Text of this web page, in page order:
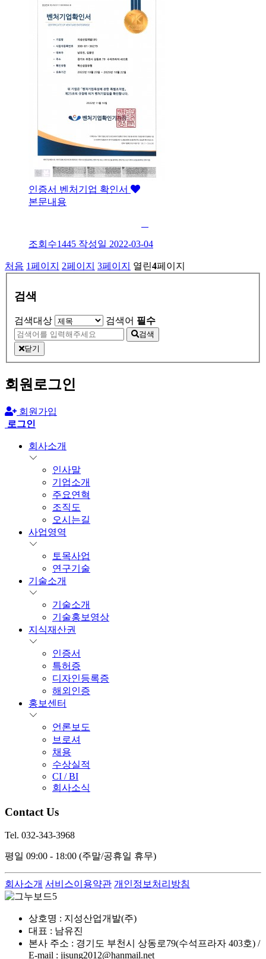
인증서 벤처기업 확인서
본문내용
조회수1445 작성일 2022-03-04
처음 1페이지 2페이지 3페이지 열린4페이지
검색
검색대상 검색어 필수
검색
닫기
회원로그인
회원가입
로그인
회사소개
인사말
기업소개
주요연혁
조직도
오시는길
사업영역
토목사업
연구기술
기술소개
기술소개
기술홍보영상
지식재산권
인증서
특허증
디자인등록증
해외인증
홍보센터
언론보도
브로셔
채용
수상실적
CI / BI
회사소식
Contact Us
Tel. 032-343-3968
평일 09:00 - 18:00 (주말/공휴일 휴무)
회사소개 서비스이용약관 개인정보처리방침
상호명 : 지성산업개발(주)
대표 : 남유진
본사 주소 : 경기도 부천시 상동로79(수석프라자 403호) /
E-mail : jisung2012@hanmail.net